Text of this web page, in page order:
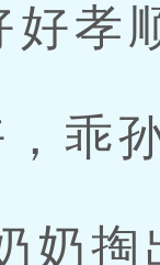
好孝
乖
掏